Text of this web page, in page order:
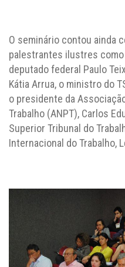
O seminário contou ainda
palestrantes ilustres como
deputado federal Paulo
Kátia Arrua, o ministro do
o presidente da
Trabalho (ANPT), Carlos
Superior Tribunal do
Internacional do Trabalho,